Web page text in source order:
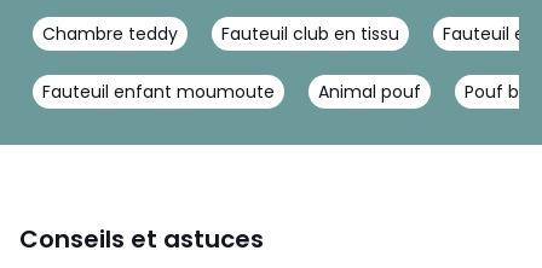
Chambre teddy Fauteuil club en tissu Fauteuil
Fauteuil enfant moumoute Animal pouf Pouf
Conseils et astuces